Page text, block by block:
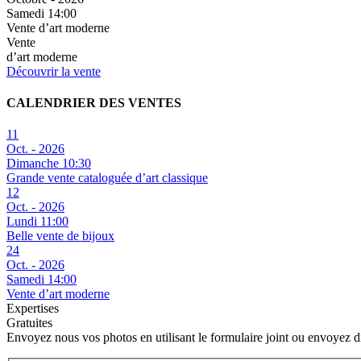
Samedi 14:00
Vente d’art moderne
Vente
d’art moderne
Découvrir la vente
CALENDRIER DES VENTES
11
Oct. - 2026
Dimanche 10:30
Grande vente cataloguée d’art classique
12
Oct. - 2026
Lundi 11:00
Belle vente de bijoux
24
Oct. - 2026
Samedi 14:00
Vente d’art moderne
Expertises
Gratuites
Envoyez nous vos photos en utilisant le formulaire joint ou envoyez